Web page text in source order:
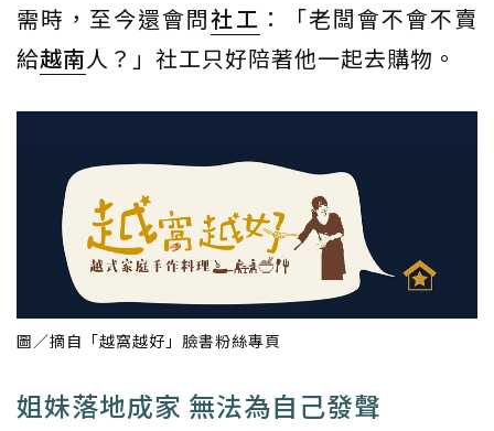
需時，至今還會問社工 ：「老闆會不會不賣
給越南人？」社工只好陪著他一起去購物。
圖／摘自「越窩越好」臉書粉絲專頁
姐妹落地成家 無法為自己發聲